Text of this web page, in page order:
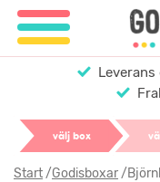
välj box
Start/Godisboxar/